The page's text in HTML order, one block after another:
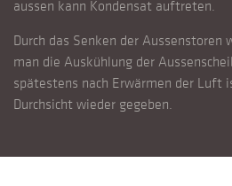
aussen kann Kondensat auftreten.
Durch das Senken der Aussenstoren
man die Auskühlung der
spätestens nach Erwärmen der Luft
Durchsicht wieder gegeben.